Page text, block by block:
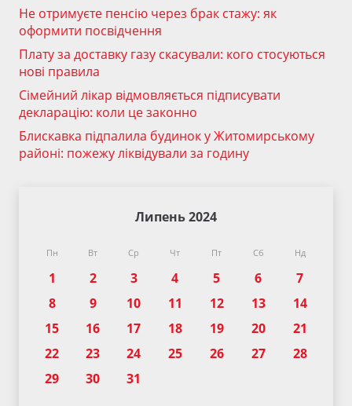
Не отримуєте пенсію через брак стажу: як
оформити посвідчення
Плату за доставку газу скасували: кого стосуються
нові правила
Сімейний лікар відмовляється підписувати
декларацію: коли це законно
Блискавка підпалила будинок у Житомирському
районі: пожежу ліквідували за годину
Липень 2024
Пн Вт Ср Чт Пт Сб Нд
1 2 3 4 5 6
7
8
9 10 11 12 13
14
15
16 17 18 19 20
21
22
23 24 25 26 27
28
29
30 31